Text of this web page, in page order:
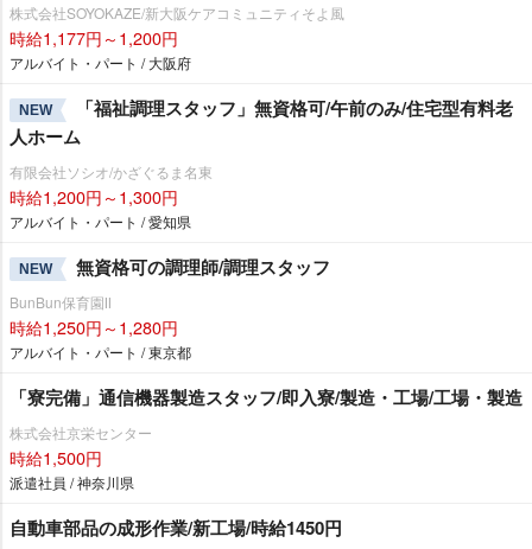
株式会社SOYOKAZE/新大阪ケアコミュニティそよ風
時給1,177円～1,200円
アルバイト・パート / 大阪府
NEW
「福祉調理スタッフ」無資格可/午前のみ/住宅型有料老
人ホーム
有限会社ソシオ/かざぐるま名東
時給1,200円～1,300円
アルバイト・パート / 愛知県
NEW 無資格可の調理師/調理スタッフ
BunBun保育園Ⅱ
時給1,250円～1,280円
アルバイト・パート / 東京都
「寮完備」通信機器製造スタッフ/即入寮/製造・工場/工場・製造
株式会社京栄センター
時給1,500円
派遣社員 / 神奈川県
自動車部品の成形作業/新工場/時給1450円